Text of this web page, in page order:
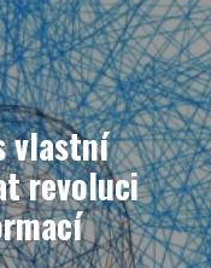
vlastní
revoluci